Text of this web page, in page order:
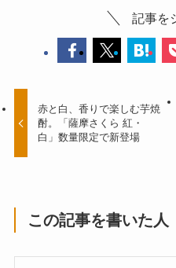
記事を
赤と白、香りで楽しむ芋焼
酎。「薩摩さくら 紅・
白」数量限定で新登場
この記事を書いた人